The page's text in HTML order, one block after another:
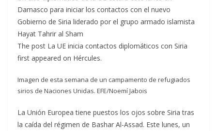
Damasco para iniciar los contactos con el nuevo
Gobierno de Siria liderado por el grupo armado islamista
Hayat Tahrir al Sham
The post La UE inicia contactos diplomáticos con Siria
first appeared on Hércules.
Imagen de esta semana de un campamento de refugiados
sirios de Naciones Unidas. EFE/Noemí Jabois
La Unión Europea tiene puestos los ojos sobre Siria tras
la caída del régimen de Bashar Al-Assad. Este lunes, un